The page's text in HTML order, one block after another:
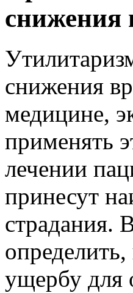
снижения
снижения
медицине,
применять
лечении
принесут
страдания.
ущербу для